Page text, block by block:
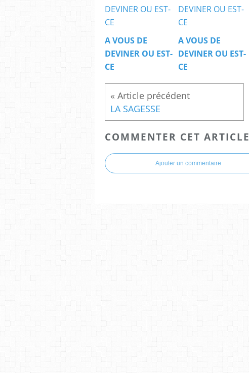
A VOUS DE
DEVINER OU EST-
CE
A VOUS DE
DEVINER OU EST-
CE
LA SAGESSE
COMMENTER CET ARTICLE
Ajouter un commentaire